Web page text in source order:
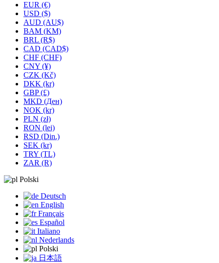
EUR (€)
USD ($)
AUD (AU$)
BAM (KM)
BRL (R$)
CAD (CAD$)
CHF (CHF)
CNY (¥)
CZK (Kč)
DKK (kr)
GBP (£)
MKD (Ден)
NOK (kr)
PLN (zł)
RON (lei)
RSD (Din.)
SEK (kr)
TRY (TL)
ZAR (R)
Polski
Deutsch
English
Français
Español
Italiano
Nederlands
Polski
日本語